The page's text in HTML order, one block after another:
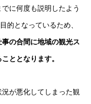
に何度も説明したよう
的となっているため、
の合間に地域の観光ス
ととなります。
が悪化してしまった観